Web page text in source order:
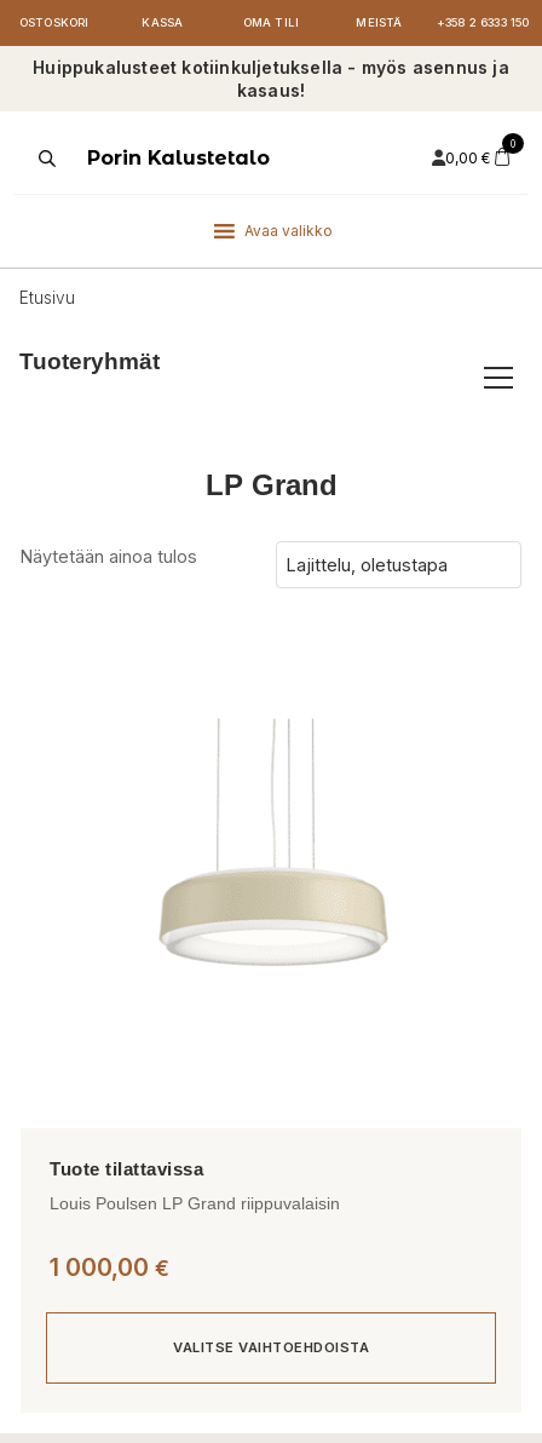
OSTOSKORI KASSA OMA TILI MEISTÄ +358 2 6333 150
Huippukalusteet kotiinkuljetuksella - myös asennus ja
kasaus!
ProductsPorin Kalustetalo 0,00 €
0
Avaa valikko
Etusivu
Tuoteryhmät
LP Grand
Näytetään ainoa tulos
Louis Poulsen LP Grand riippuvalaisin
1 000,00 €
VALITSE VAIHTOEHDOISTA